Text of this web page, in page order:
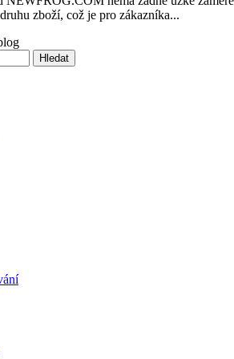
zboží, což je pro zákazníka...
Hledat